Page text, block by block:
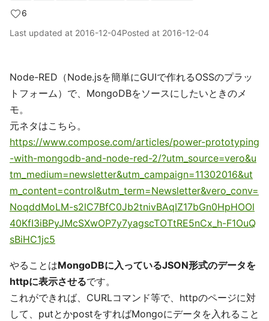
6
Last updated at 2016-12-04Posted at 2016-12-04
Node-RED（Node.jsを簡単にGUIで作れるOSSのプラッ
トフォーム）で、MongoDBをソースにしたいときのメ
モ。
元ネタはこちら。
https://www.compose.com/articles/power-prototyping
-with-mongodb-and-node-red-2/?utm_source=vero&u
tm_medium=newsletter&utm_campaign=11302016&ut
m_content=control&utm_term=Newsletter&vero_conv=
NoqddMoLM-s2lC7BfC0Jb2tnivBAqIZ17bGn0HpHOOl
40KfI3iBPyJMcSXwOP7y7yagscTOTtRE5nCx_h-F1OuQ
sBiHC1jc5
やることはMongoDBに入っているJSON形式のデータを
httpに表示させるです。
これができれば、CURLコマンド等で、httpのページに対
して、putとかpostをすればMongoにデータを入れること